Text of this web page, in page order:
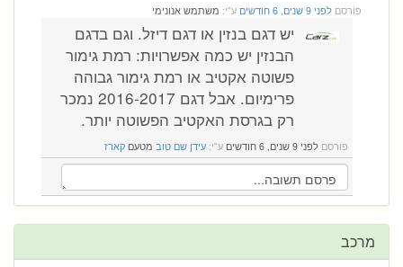
פורסם לפני 9 שנים, 6 חודשים ע"י: משתמש אנונימי
יש דגם בנזין או דגם דיזל. וגם בדגם
הבנזין יש כמה אפשרויות: רמת גימור
פשוטה אקטיב או רמת גימור גבוהה
פרימיום. אבל דגם 2016-2017 נמכר
רק בגרסת האקטיב הפשוטה יותר.
פורסם לפני 9 שנים, 6 חודשים ע"י: עידן שם טוב מטעם קארז
מרכב